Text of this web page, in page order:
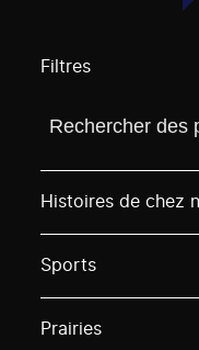
Filtres
Trouvez un
Histoires de chez
Sports
Prairies